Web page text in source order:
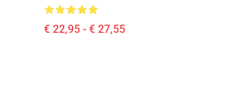
€ 22,95 - € 27,55